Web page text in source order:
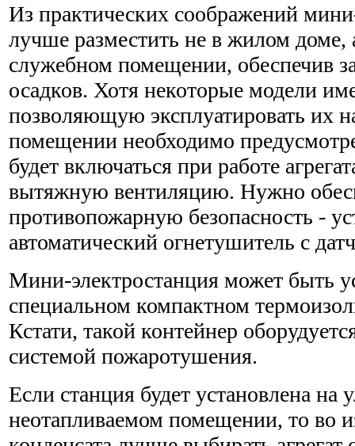
Из практических соображений
лучше разместить не в жилом доме,
служебном помещении, обеспечив
осадков. Хотя некоторые модели
позволяющую эксплуатировать их
помещении необходимо
будет включаться при работе
вытяжную вентиляцию. Нужно
противопожарную безопасность -
автоматический огнетушитель с
Мини-электростанция может быть
специальном компактном
Кстати, такой контейнер
системой пожаротушения.
Если станция будет установлена на
неотапливаемом помещении, то во